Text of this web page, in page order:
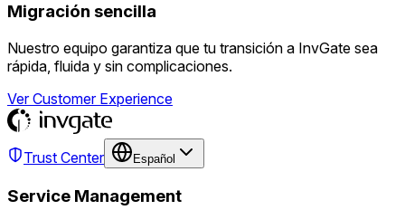
Migración sencilla
Nuestro equipo garantiza que tu transición a InvGate sea
rápida, fluida y sin complicaciones.
Ver Customer Experience
Trust Center Español
Service Management